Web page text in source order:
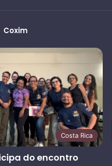
Coxim
Costa Rica
do encontro